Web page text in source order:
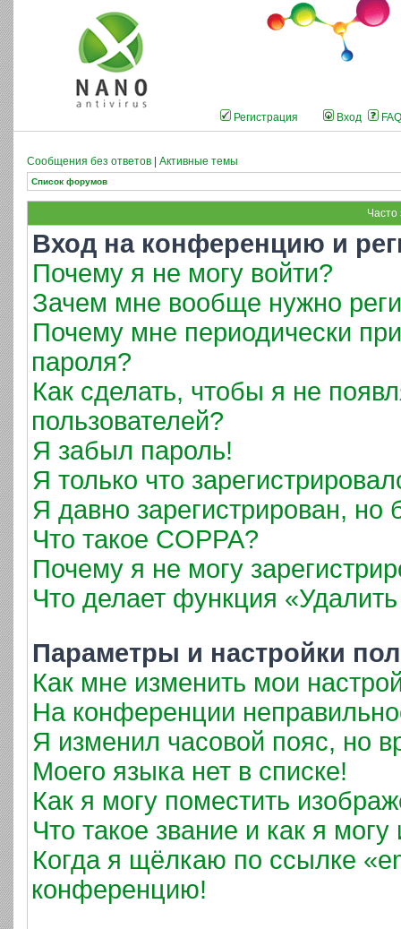
Регистрация Вход FAQ
Сообщения без ответов Активные темы
Список форумов
Часто
Вход на конференцию и
Почему я не могу войти?
Зачем мне вообще нужно
Почему мне периодически
пароля?
Как сделать, чтобы я не
пользователей?
Я забыл пароль!
Я только что
Я давно зарегистрирован, но
Что такое COPPA?
Почему я не могу
Что делает функция
Параметры и настройки
Как мне изменить мои
На конференции
Я изменил часовой пояс, но
Моего языка нет в списке!
Как я могу поместить
Что такое звание и как я могу
Когда я щёлкаю по ссылке
конференцию!